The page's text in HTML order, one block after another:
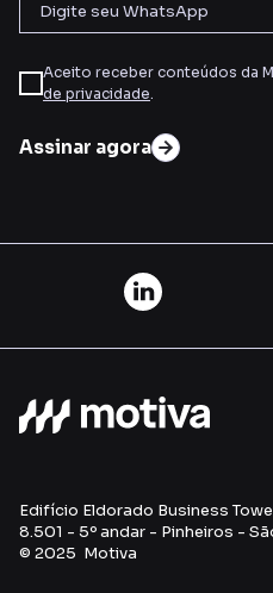
Aceito receber conteúdos da
de privacidade
Assinar agora
Edifício Eldorado Business
8.501 - 5º andar - Pinheiros -
© 2025 Motiva